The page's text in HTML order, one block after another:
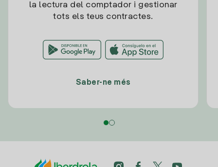
la lectura del comptador i gestionar
tots els teus contractes.
Saber-ne més